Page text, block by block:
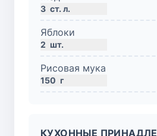
3 ст. л.
Яблоки
2 шт.
Рисовая мука
150 г
КУХОННЫЕ